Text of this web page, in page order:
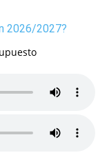
2026/2027?